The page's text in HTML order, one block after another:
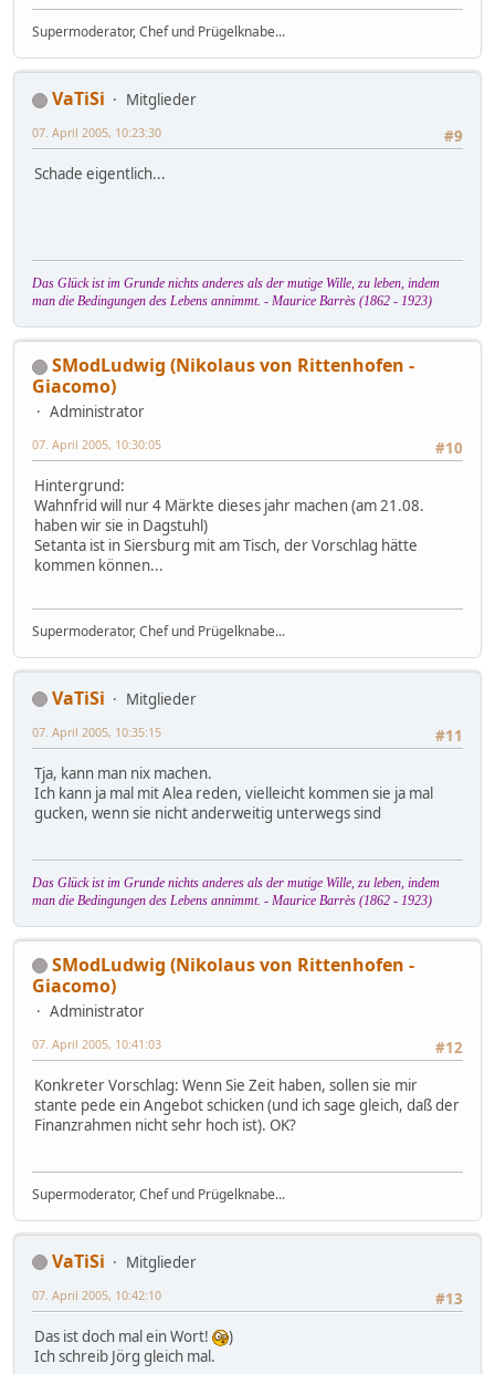
Supermoderator, Chef und Prügelknabe...
VaTiSi
Mitglieder
#9
07. April 2005, 10:23:30
Schade eigentlich...
Das Glück ist im Grunde nichts anderes als der mutige Wille, zu leben, indem
man die Bedingungen des Lebens annimmt. - Maurice Barrès (1862 - 1923)
SModLudwig (Nikolaus von Rittenhofen -
Giacomo)
Administrator
#10
07. April 2005, 10:30:05
Hintergrund:
Wahnfrid will nur 4 Märkte dieses jahr machen (am 21.08.
haben wir sie in Dagstuhl)
Setanta ist in Siersburg mit am Tisch, der Vorschlag hätte
kommen können...
Supermoderator, Chef und Prügelknabe...
VaTiSi
Mitglieder
#11
07. April 2005, 10:35:15
Tja, kann man nix machen.
Ich kann ja mal mit Alea reden, vielleicht kommen sie ja mal
gucken, wenn sie nicht anderweitig unterwegs sind
Das Glück ist im Grunde nichts anderes als der mutige Wille, zu leben, indem
man die Bedingungen des Lebens annimmt. - Maurice Barrès (1862 - 1923)
SModLudwig (Nikolaus von Rittenhofen -
Giacomo)
Administrator
#12
07. April 2005, 10:41:03
Konkreter Vorschlag: Wenn Sie Zeit haben, sollen sie mir
stante pede ein Angebot schicken (und ich sage gleich, daß der
Finanzrahmen nicht sehr hoch ist). OK?
Supermoderator, Chef und Prügelknabe...
VaTiSi
Mitglieder
#13
07. April 2005, 10:42:10
Das ist doch mal ein Wort!
)
Ich schreib Jörg gleich mal.